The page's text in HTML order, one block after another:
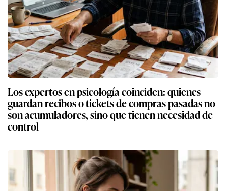
Los expertos en psicología coinciden: quienes
guardan recibos o tickets de compras pasadas no
son acumuladores, sino que tienen necesidad de
control